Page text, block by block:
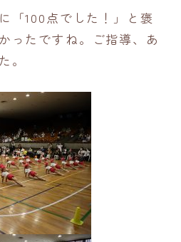
「100点でした！」と褒
ったですね。ご指導、あ
。